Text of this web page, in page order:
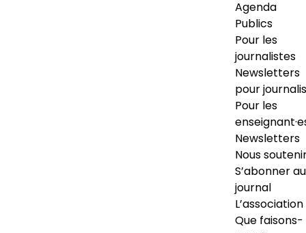
Agenda
Publics
Pour les
journalistes
Newsletters
pour
Pour les
Newsletters
Nous
S’abonner au
journal
L’association
Que faisons-